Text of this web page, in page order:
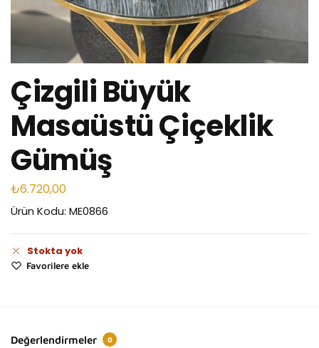
Çizgili Büyük
Masaüstü Çiçeklik
Gümüş
₺6.720,00
Ürün Kodu: ME0866
Stokta yok
Favorilere ekle
Değerlendirmeler 0